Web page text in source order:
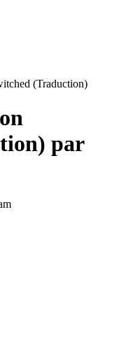
(Traduction)
par